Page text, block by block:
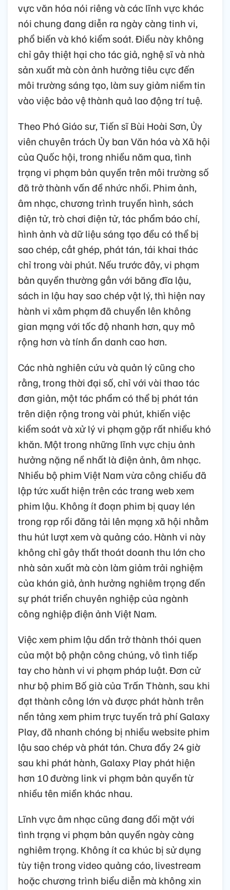
vực văn hóa nói riêng và các lĩnh vực khác
nói chung đang diễn ra ngày càng tinh vi,
phổ biến và khó kiểm soát. Điều này không
chỉ gây thiệt hại cho tác giả, nghệ sĩ và nhà
sản xuất mà còn ảnh hưởng tiêu cực đến
môi trường sáng tạo, làm suy giảm niềm tin
vào việc bảo vệ thành quả lao động trí tuệ.
Theo Phó Giáo sư, Tiến sĩ Bùi Hoài Sơn, Ủy
viên chuyên trách Ủy ban Văn hóa và Xã hội
của Quốc hội, trong nhiều năm qua, tình
trạng vi phạm bản quyền trên môi trường số
đã trở thành vấn đề nhức nhối. Phim ảnh,
âm nhạc, chương trình truyền hình, sách
điện tử, trò chơi điện tử, tác phẩm báo chí,
hình ảnh và dữ liệu sáng tạo đều có thể bị
sao chép, cắt ghép, phát tán, tái khai thác
chỉ trong vài phút. Nếu trước đây, vi phạm
bản quyền thường gắn với băng đĩa lậu,
sách in lậu hay sao chép vật lý, thì hiện nay
hành vi xâm phạm đã chuyển lên không
gian mạng với tốc độ nhanh hơn, quy mô
rộng hơn và tính ẩn danh cao hơn.
Các nhà nghiên cứu và quản lý cũng cho
rằng, trong thời đại số, chỉ với vài thao tác
đơn giản, một tác phẩm có thể bị phát tán
trên diện rộng trong vài phút, khiến việc
kiểm soát và xử lý vi phạm gặp rất nhiều khó
khăn. Một trong những lĩnh vực chịu ảnh
hưởng nặng nề nhất là điện ảnh, âm nhạc.
Nhiều bộ phim Việt Nam vừa công chiếu đã
lập tức xuất hiện trên các trang web xem
phim lậu. Không ít đoạn phim bị quay lén
trong rạp rồi đăng tải lên mạng xã hội nhằm
thu hút lượt xem và quảng cáo. Hành vi này
không chỉ gây thất thoát doanh thu lớn cho
nhà sản xuất mà còn làm giảm trải nghiệm
của khán giả, ảnh hưởng nghiêm trọng đến
sự phát triển chuyên nghiệp của ngành
công nghiệp điện ảnh Việt Nam.
Việc xem phim lậu dần trở thành thói quen
của một bộ phận công chúng, vô tình tiếp
tay cho hành vi vi phạm pháp luật. Đơn cử
như bộ phim Bố già của Trấn Thành, sau khi
đạt thành công lớn và được phát hành trên
nền tảng xem phim trực tuyến trả phí Galaxy
Play, đã nhanh chóng bị nhiều website phim
lậu sao chép và phát tán. Chưa đầy 24 giờ
sau khi phát hành, Galaxy Play phát hiện
hơn 10 đường link vi phạm bản quyền từ
nhiều tên miền khác nhau.
Lĩnh vực âm nhạc cũng đang đối mặt với
tình trạng vi phạm bản quyền ngày càng
nghiêm trọng. Không ít ca khúc bị sử dụng
tùy tiện trong video quảng cáo, livestream
hoặc chương trình biểu diễn mà không xin